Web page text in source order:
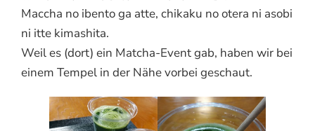
Maccha no ibento ga atte, chikaku no otera ni asobi
ni itte kimashita.
Weil es (dort) ein Matcha-Event gab, haben wir bei
einem Tempel in der Nähe vorbei geschaut.